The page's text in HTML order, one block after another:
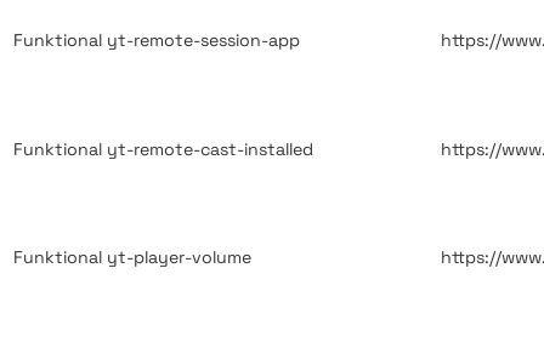
Funktional yt-remote-session-app https://
Funktional yt-remote-cast-installed https://
Funktional yt-player-volume https://